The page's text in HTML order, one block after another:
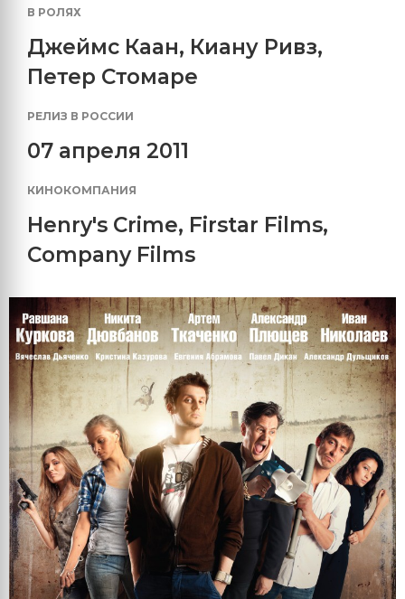
В РОЛЯХ
Джеймс Каан, Киану Ривз,
Петер Стомаре
РЕЛИЗ В РОССИИ
07 апреля 2011
КИНОКОМПАНИЯ
Henry's Crime, Firstar Films,
Company Films